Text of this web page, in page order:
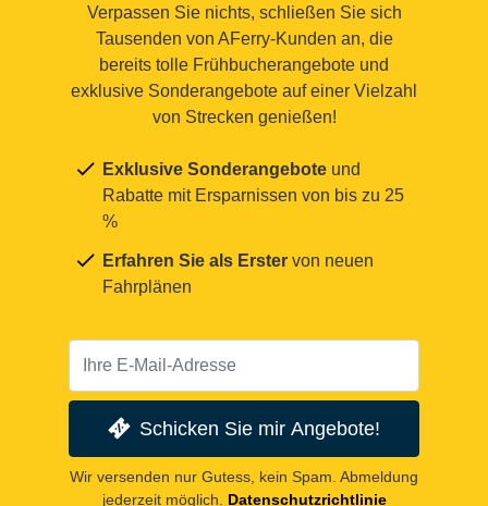
Verpassen Sie nichts, schließen Sie sich
Tausenden von AFerry-Kunden an, die
bereits tolle Frühbucherangebote und
exklusive Sonderangebote auf einer Vielzahl
von Strecken genießen!
Exklusive Sonderangebote und
Rabatte mit Ersparnissen von bis zu 25
%
Erfahren Sie als Erster von neuen
Fahrplänen
Schicken Sie mir Angebote!
Wir versenden nur Gutess, kein Spam. Abmeldung
jederzeit möglich.
Datenschutzrichtlinie